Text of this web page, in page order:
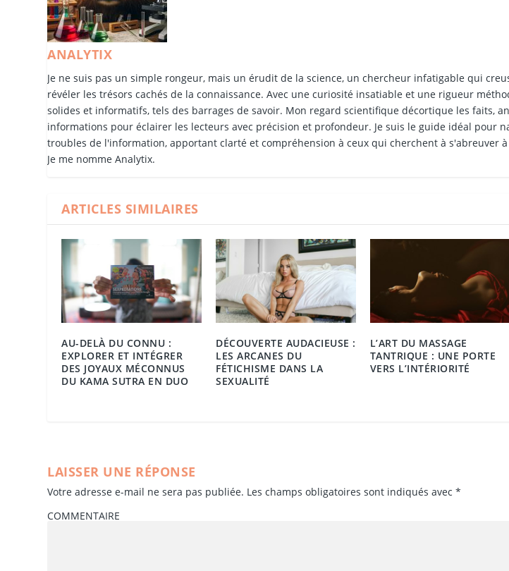
ANALYTIX
Je ne suis pas un simple rongeur, mais un érudit de la science, un chercheur infatigable qui
révéler les trésors cachés de la connaissance. Avec une curiosité insatiable et une rigueur
solides et informatifs, tels des barrages de savoir. Mon regard scientifique décortique les faits,
informations pour éclairer les lecteurs avec précision et profondeur. Je suis le guide idéal pour
troubles de l'information, apportant clarté et compréhension à ceux qui cherchent à s'abreuver
Je me nomme Analytix.
ARTICLES SIMILAIRES
AU-DELÀ DU CONNU :
EXPLORER ET INTÉGRER
DES JOYAUX MÉCONNUS
DU KAMA SUTRA EN DUO
DÉCOUVERTE AUDACIEUSE :
LES ARCANES DU
FÉTICHISME DANS LA
SEXUALITÉ
L’ART DU MASSAGE
TANTRIQUE : UNE PORTE
VERS L’INTÉRIORITÉ
LAISSER UNE RÉPONSE
Votre adresse e-mail ne sera pas publiée. Les champs obligatoires sont indiqués avec*
COMMENTAIRE